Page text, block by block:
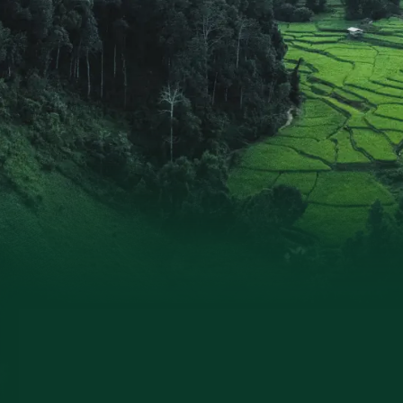
und den ersten Teil Revue passieren
Überhaupt hatten die Unterkünfte allesamt
viel Charme und passten zum jeweiligen
Reiseziel. Kurzum: Diese Reise war perfekt
organisiert und hat uns Nepal als ein ganz
besonderes Reiseland auf beeindruckende
Weise nahegebracht. Wir können Papaya
Tours deshalb uneingeschränkt
weiterempfehlen.